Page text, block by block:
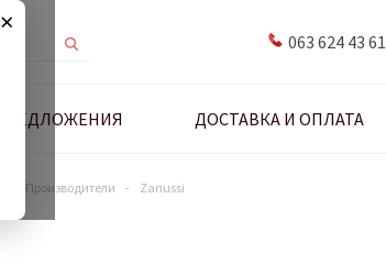
×
063 624 43 61
ДОСТАВКА И ОПЛАТА
Производители - Zanussi